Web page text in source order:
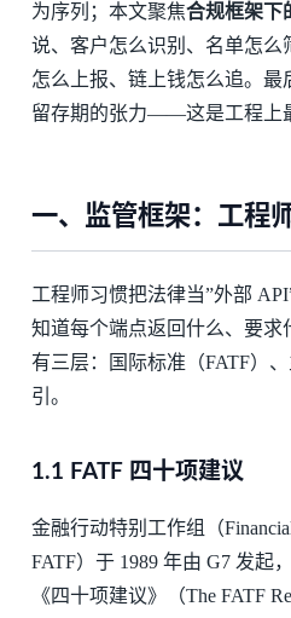
为序列；本文聚焦合规框架下
说、客户怎么识别、名单怎么
怎么上报、链上钱怎么追。最
留存期的张力——这是工程上
一、监管框架：工程
工程师习惯把法律当”外部
知道每个端点返回什么、要
有三层：国际标准（FATF）
引。
1.1 FATF 四十项建议
金融行动特别工作组（Financial
FATF）于 1989 年由 G7 发起
《四十项建议》（The FATF